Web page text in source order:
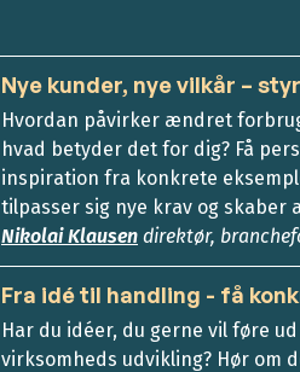
Nye kunder, nye vilkår –
Hvordan påvirker ændret
hvad betyder det for dig? Få
inspiration fra konkrete
tilpasser sig nye krav og skaber
Nikolai Klausen direktør,
Fra idé til handling - få
Har du idéer, du gerne vil føre
virksomheds udvikling? Hør om